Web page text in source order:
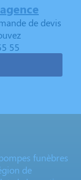
de devis
55
funèbres
de